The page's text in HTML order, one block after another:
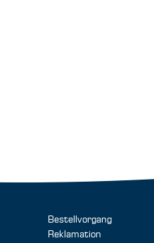
Bestellvorgang
Reklamation